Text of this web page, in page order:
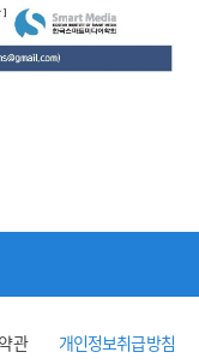
관 개인정보취급방침